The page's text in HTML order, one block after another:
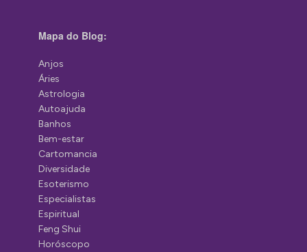
Mapa do Blog:
Anjos
Áries
Astrologia
Autoajuda
Banhos
Bem-estar
Cartomancia
Diversidade
Esoterismo
Especialistas
Espiritual
Feng Shui
Horóscopo